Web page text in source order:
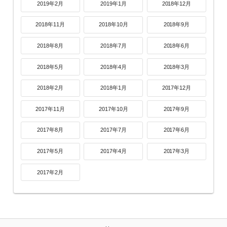
2019年2月 2019年1月 2018年12月
2018年11月 2018年10月 2018年9月
2018年8月 2018年7月 2018年6月
2018年5月 2018年4月 2018年3月
2018年2月 2018年1月 2017年12月
2017年11月 2017年10月 2017年9月
2017年8月 2017年7月 2017年6月
2017年5月 2017年4月 2017年3月
2017年2月